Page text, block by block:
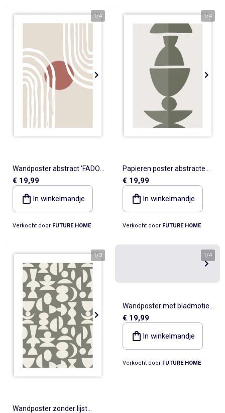
1/4
Wandposter abstract 'FADO'
papier 50 x 70 cm beige –
Future Home
€ 19,99
In winkelmandje
Verkocht door FUTURE HOME
1/4
Papieren poster abstracte
print 'LUNE PANEL' zonder
lijst 50 x 70 cm groen –
Future Home
€ 19,99
In winkelmandje
Verkocht door FUTURE HOME
1/3
Wandposter zonder lijst
1/4
Wandposter met bladmotief
NAIS 50 x 70 cm – briljante
afwerking Future Home
€ 19,99
In winkelmandje
Verkocht door FUTURE HOME